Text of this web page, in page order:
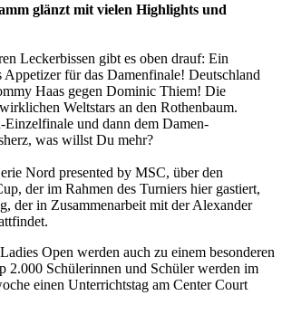
glänzt mit vielen Highlights und
Leckerbissen gibt es oben drauf: Ein
für das Damenfinale! Deutschland
Haas gegen Dominic Thiem! Die
Weltstars an den Rothenbaum.
und dann dem Damen-
was willst Du mehr?
Nord presented by MSC, über den
der im Rahmen des Turniers hier gastiert,
der in Zusammenarbeit mit der Alexander
Open werden auch zu einem besonderen
2.000 Schülerinnen und Schüler werden im
einen Unterrichtstag am Center Court